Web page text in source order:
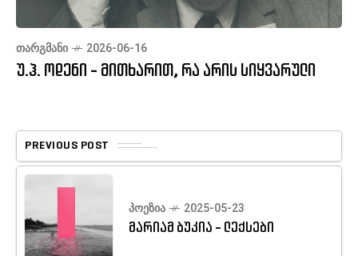
ᲗᲐᲠᲒᲛᲐᲜᲘ 2026-06-16
უ.ჰ. ოდენი - მითხარით, რა არის სიყვარული
PREVIOUS POST
ᲞᲝᲔᲖᲘᲐ 2025-05-23
მარიამ ბუკია - ლექსები